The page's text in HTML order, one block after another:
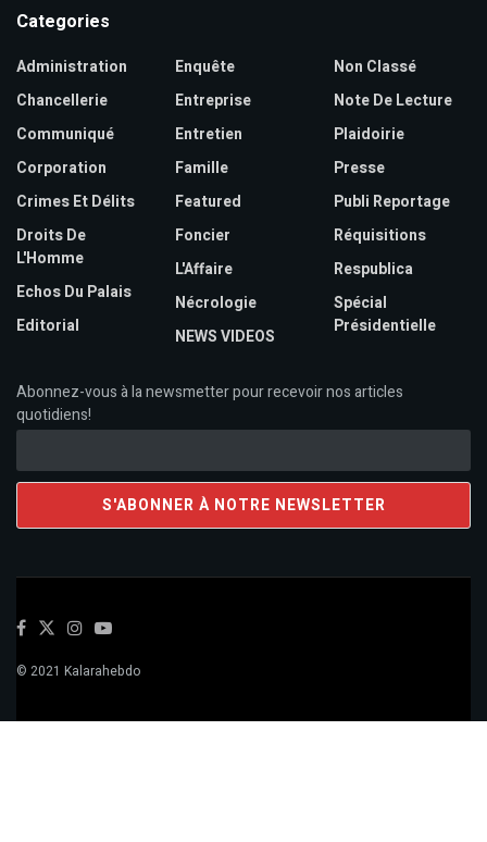
Categories
Administration
Chancellerie
Communiqué
Corporation
Crimes Et Délits
Droits De
L'Homme
Echos Du Palais
Editorial
Enquête
Entreprise
Entretien
Famille
Featured
Foncier
L'Affaire
Nécrologie
NEWS VIDEOS
Non Classé
Note De Lecture
Plaidoirie
Presse
Publi Reportage
Réquisitions
Respublica
Spécial
Présidentielle
Abonnez-vous à la newsmetter pour recevoir nos articles
quotidiens!
© 2021 Kalarahebdo